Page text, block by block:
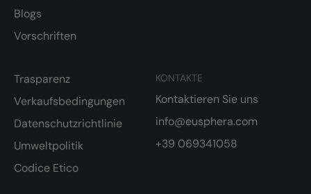
Blogs
Vorschriften
KONTAKTE
Kontaktieren Sie uns
info@eusphera.com
+39 069341058
Trasparenz
Verkaufsbedingungen
Datenschutzrichtlinie
Umweltpolitik
Codice Etico